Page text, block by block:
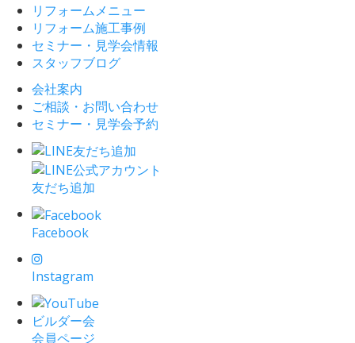
リフォームメニュー
リフォーム施工事例
セミナー・見学会情報
スタッフブログ
会社案内
ご相談・お問い合わせ
セミナー・見学会予約
友だち追加
Facebook
Instagram
ビルダー会
会員ページ